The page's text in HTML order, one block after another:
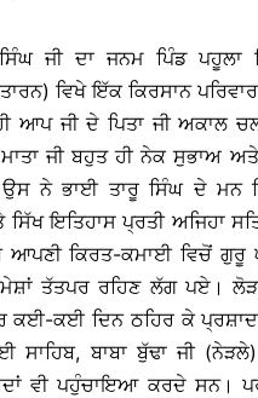
ਜੀ ਦਾ ਜਨਮ ਪਿੰਡ ਪਹੂਲਾ
ਵਿਖੇ ਇੱਕ ਕਿਰਸਾਨ
ਆਪ ਜੀ ਦੇ ਪਿਤਾ ਜੀ ਅਕਾਲ
ਜੀ ਬਹੁਤ ਹੀ ਨੇਕ ਸੁਭਾਅ
ਨੇ ਭਾਈ ਤਾਰੂ ਸਿੰਘ ਦੇ ਮਨ
ਇਤਿਹਾਸ ਪ੍ਰਤੀ ਅਜਿਹਾ
ਆਪਣੀ ਕਿਰਤ-ਕਮਾਈ ਵਿਚੋਂ
ਤੱਤਪਰ ਰਹਿਣ ਲੱਗ ਪਏ।
ਕਈ-ਕਈ ਦਿਨ ਠਹਿਰ ਕੇ
ਸਾਹਿਬ, ਬਾਬਾ ਬੁੱਢਾ ਜੀ
ਵੀ ਪਹੁੰਚਾਇਆ ਕਰਦੇ ਸਨ।